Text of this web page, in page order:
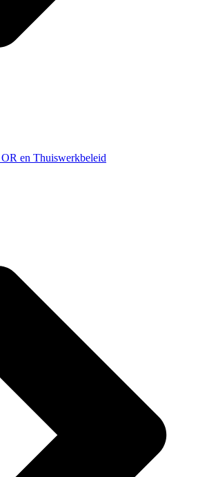
en Thuiswerkbeleid